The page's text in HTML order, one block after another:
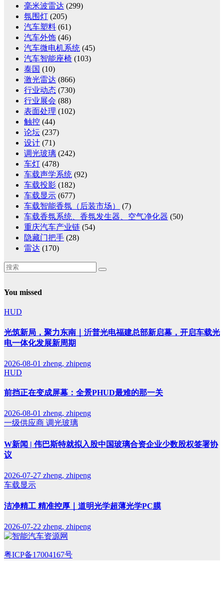
毫米波雷达 (299)
氛围灯 (205)
汽车塑料 (61)
汽车外饰 (46)
汽车微电机系统 (45)
汽车智能座椅 (103)
泰国 (10)
激光雷达 (866)
行业动态 (730)
行业展会 (88)
表面处理 (102)
触控 (44)
论坛 (237)
设计 (71)
调光玻璃 (242)
车灯 (478)
车载声学系统 (92)
车载投影 (182)
车载显示 (677)
车载智能香氛（后装市场）
(7)
车载香氛系统、香氛发生器、空气净化器 (50)
重庆汽车产业链 (54)
隐藏门把手 (28)
雷达 (170)
You missed
HUD
光筑新局，聚力东南｜沂普光电福建总部新启幕，开启车载光
电一体化发展新周期
2026-08-01 zheng, zhipeng
HUD
前挡正在变成屏幕：全景PHUD最难的那一关
2026-08-01 zheng, zhipeng
一级供应商 调光玻璃
W新闻 | 伟巴斯特就拟入股中国玻璃合资企业少数股权签署协
议
2026-07-27 zheng, zhipeng
车载显示
洁净精工 精准控厚｜道明光学超薄光学PC膜
2026-07-22 zheng, zhipeng
粤ICP备17004167号